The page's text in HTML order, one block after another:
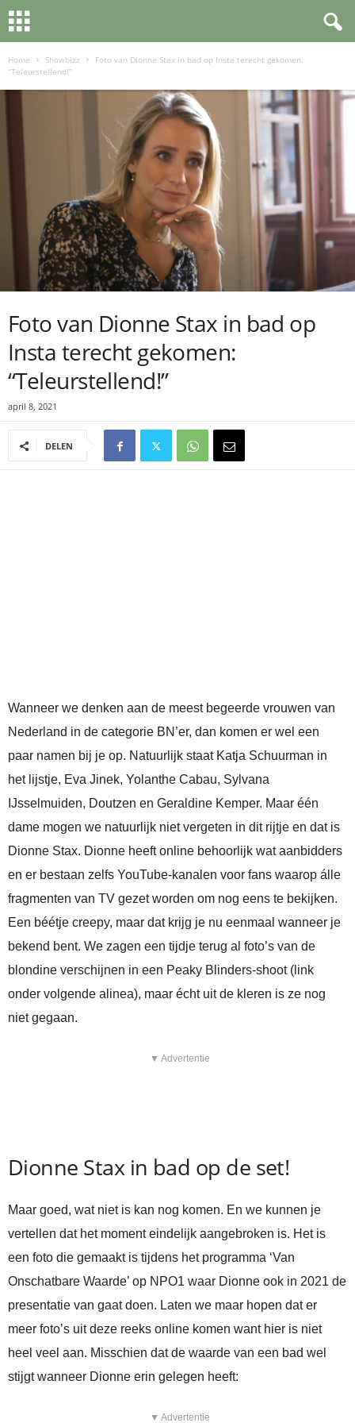
Home Showbizz
Foto van Dionne Stax in bad op Insta terecht gekomen:
“Teleurstellend!”
Foto van Dionne Stax in bad op
Insta terecht gekomen:
“Teleurstellend!”
april 8, 2021
DELEN
Wanneer we denken aan de meest begeerde vrouwen van
Nederland in de categorie BN’er, dan komen er wel een
paar namen bij je op. Natuurlijk staat Katja Schuurman in
het lijstje, Eva Jinek, Yolanthe Cabau, Sylvana
IJsselmuiden, Doutzen en Geraldine Kemper. Maar één
dame mogen we natuurlijk niet vergeten in dit rijtje en dat is
Dionne Stax. Dionne heeft online behoorlijk wat aanbidders
en er bestaan zelfs YouTube-kanalen voor fans waarop álle
fragmenten van TV gezet worden om nog eens te bekijken.
Een béétje creepy, maar dat krijg je nu eenmaal wanneer je
bekend bent. We zagen een tijdje terug al foto’s van de
blondine verschijnen in een Peaky Blinders-shoot (link
onder volgende alinea), maar écht uit de kleren is ze nog
niet gegaan.
▼ Advertentie
Dionne Stax in bad op de set!
Maar goed, wat niet is kan nog komen. En we kunnen je
vertellen dat het moment eindelijk aangebroken is. Het is
een foto die gemaakt is tijdens het programma ‘Van
Onschatbare Waarde’ op NPO1 waar Dionne ook in 2021 de
presentatie van gaat doen. Laten we maar hopen dat er
meer foto’s uit deze reeks online komen want hier is niet
heel veel aan. Misschien dat de waarde van een bad wel
stijgt wanneer Dionne erin gelegen heeft:
▼ Advertentie